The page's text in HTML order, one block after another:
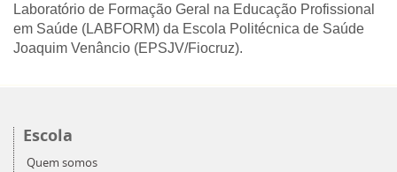
Laboratório de Formação Geral na Educação Profissional
em Saúde (LABFORM) da Escola Politécnica de Saúde
Joaquim Venâncio (EPSJV/Fiocruz).
Escola
Quem somos